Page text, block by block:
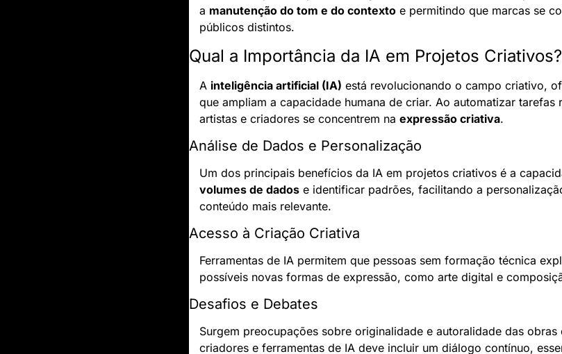
a manutenção do tom e do contexto e permitindo que marcas se
públicos distintos.
Qual a Importância da IA em Projetos Criativos?
A inteligência artificial (IA) está revolucionando o campo criativo,
que ampliam a capacidade humana de criar. Ao automatizar tarefas
artistas e criadores se concentrem na expressão criativa.
Análise de Dados e Personalização
Um dos principais benefícios da IA em projetos criativos é a
volumes de dados e identificar padrões, facilitando a
conteúdo mais relevante.
Acesso à Criação Criativa
Ferramentas de IA permitem que pessoas sem formação técnica
possíveis novas formas de expressão, como arte digital e
Desafios e Debates
Surgem preocupações sobre originalidade e autoralidade das
criadores e ferramentas de IA deve incluir um diálogo contínuo,